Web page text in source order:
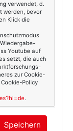
über 40
erfährst du
als
Irit… mehr
verwendet, d.
werden, bevor
Klick die
Youtube auf
setzt, die auch
zur Cookie-
Policy
.
Speichern